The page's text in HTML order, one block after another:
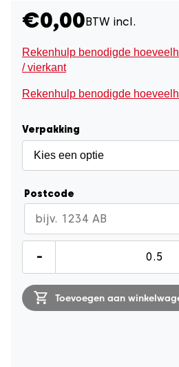
€0,00BTW incl.
Rekenhulp benodigde
/ vierkant
Rekenhulp benodigde
Verpakking
Postcode
-
Toevoegen aan